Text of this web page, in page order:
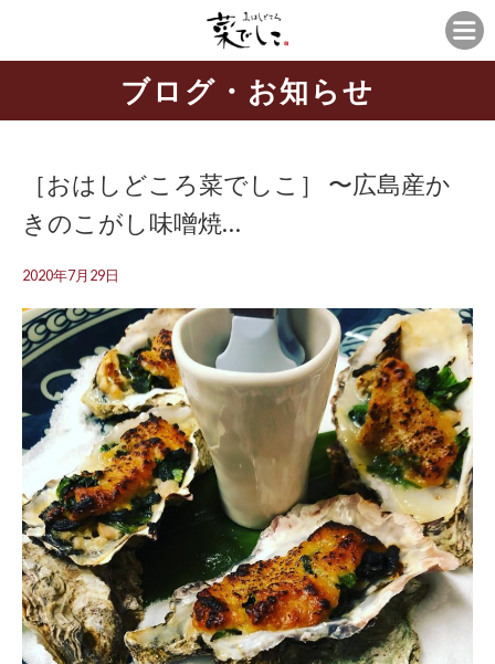
ブログ・お知らせ
［おはしどころ菜でしこ］ 〜広島産か
きのこがし味噌焼…
2020年7月29日